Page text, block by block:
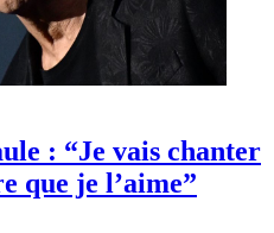
en rejoignant La